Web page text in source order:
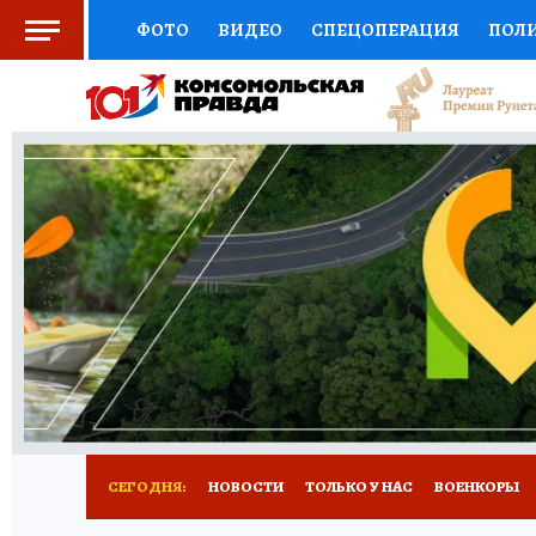
ФОТО ВИДЕО СПЕЦОПЕРАЦИЯ
СОЦПОДДЕРЖКА НАУКА СПОРТ
ВЫБОР ЭКСПЕРТОВ ДОКТОР
КНИЖНАЯ ПОЛКА ПРОГНОЗЫ НА СПОРТ
ПРЕСС-ЦЕНТР НЕДВИЖИМОСТЬ
РАДИО КП РЕКЛАМА ТЕСТЫ НОВОЕ
СЕГОДНЯ: НОВОСТИ ТОЛЬКО У НАС ВОЕНКОРЫ